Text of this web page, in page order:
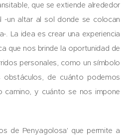
que se extiende alrededor
-un altar al sol donde se colocan
. La idea es crear una experiencia
que nos brinde la oportunidad de
personales, como un símbolo
de cuánto podemos
camino, y cuánto se nos impone
de Penyagolosa' que permite a